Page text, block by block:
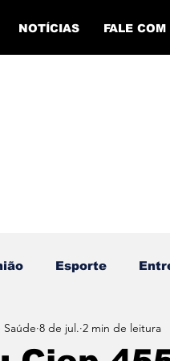
NOTÍCIAS FALE
Esporte
Esportivo
8 de jul. 2 min de leitura